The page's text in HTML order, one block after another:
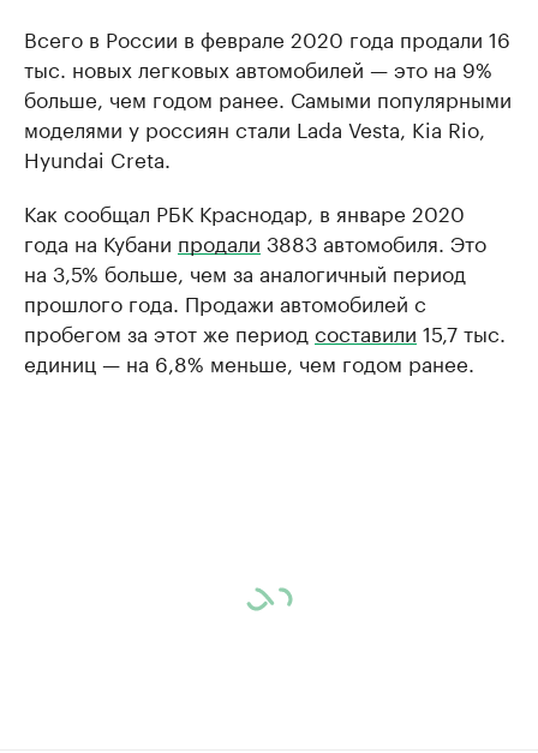
Всего в России в феврале 2020 года продали 16
тыс. новых легковых автомобилей — это на 9%
больше, чем годом ранее. Самыми популярными
моделями у россиян стали Lada Vesta, Kia Rio,
Hyundai Creta.
Как сообщал РБК Краснодар, в январе 2020
года на Кубани продали 3883 автомобиля. Это
на 3,5% больше, чем за аналогичный период
прошлого года. Продажи автомобилей с
пробегом за этот же период составили 15,7 тыс.
единиц — на 6,8% меньше, чем годом ранее.